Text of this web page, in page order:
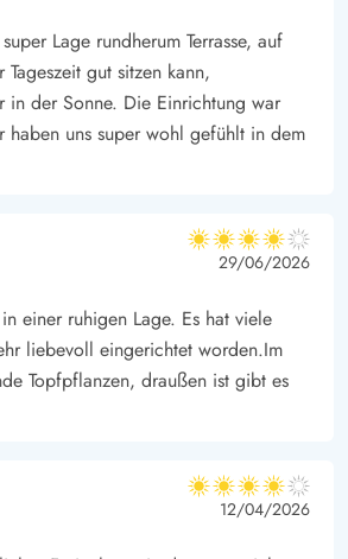
gut zu Fuß oder aber auch per Fahrrad
laden schöne Wander- und
zu Erkundungstouren ein. Nehmt euren
Hunde und erforscht die schöne
- zwischen Meer und dem Ringkøbing
und hohen Dünen.
Lage rundherum Terrasse, auf
gut sitzen kann,
in der Sonne. Die Einrichtung war
haben uns super wohl gefühlt in dem
4 von 5
4 von 5
4 out of 5
29/06/2026
einer ruhigen Lage. Es hat viele
liebevoll eingerichtet worden.Im
Topfpflanzen, draußen ist gibt es
4 von 5
4 von 5
4 out of 5
12/04/2026